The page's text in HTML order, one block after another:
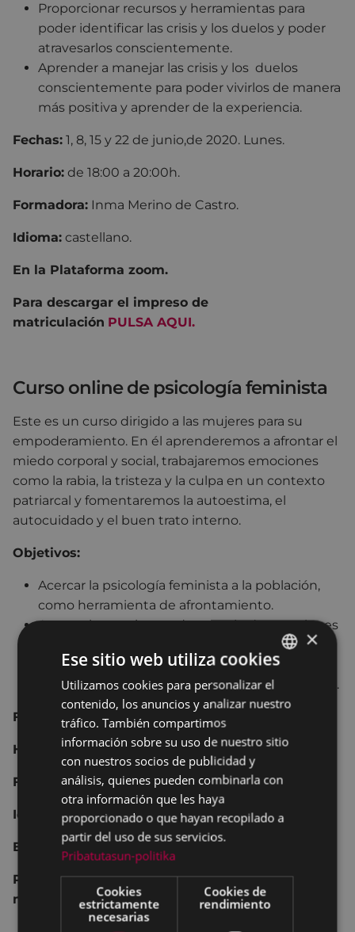
Proporcionar recursos y herramientas para
poder identificar las crisis y los duelos y poder
atravesarlos conscientemente.
Aprender a manejar las crisis y los duelos
conscientemente para poder vivirlos de manera
más positiva y aprender de la experiencia.
Fechas: 1, 8, 15 y 22 de junio,de 2020. Lunes.
Horario: de 18:00 a 20:00h.
Formadora: Inma Merino de Castro.
Idioma: castellano.
En la Plataforma zoom.
Para descargar el impreso de
matriculación PULSA AQUI.
Curso online de psicología feminista
Este es un curso dirigido a las mujeres para su
empoderamiento. En él aprenderemos a afrontar el
miedo corporal y social, trabajaremos emociones
como la rabia, la tristeza y la culpa en un contexto
patriarcal y fomentaremos la autoestima, el
autocuidado y el buen trato interno.
Objetivos:
Acercar la psicología feminista a la población,
como herramienta de afrontamiento.
Aportar herramientas de manejo de emociones
difíciles, desde una perspectiva feminista.
Empoderar personal y colectivamente a las
mujeres participantes en su autoconocimiento.
Fechas: 2, 9, 16 y 23 de junio,de 2020. Martes.
Horario:de 18:00 a 20:00h.
Formadora:Ianire Estébanez.
Idioma: castellano
En la Plataforma zoom.
Para descargar el impreso de
matriculación PULSA AQUÍ.
BASQUE
SPANISH
×
Ese sitio web utiliza cookies
Utilizamos cookies para personalizar el
contenido, los anuncios y analizar nuestro
tráfico. También compartimos
información sobre su uso de nuestro sitio
con nuestros socios de publicidad y
análisis, quienes pueden combinarla con
otra información que les haya
proporcionado o que hayan recopilado a
partir del uso de sus servicios.
Pribatutasun-politika
Cookies
estrictamente
necesarias
Cookies de
rendimiento